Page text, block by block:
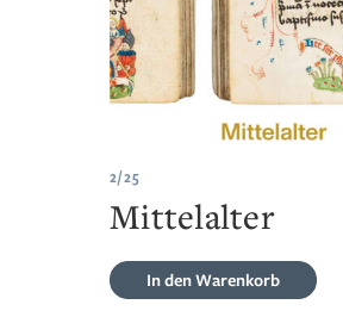
2/25
Mittelalter
In den Warenkorb